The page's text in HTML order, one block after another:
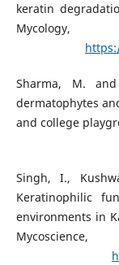
keratin
- Sharma, M.
dermatophytes
and college
- Singh, I.,
Keratinophilic
environments in